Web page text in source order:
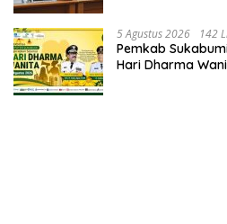
5 Agustus 2026 142
Pemkab
Hari Dharma